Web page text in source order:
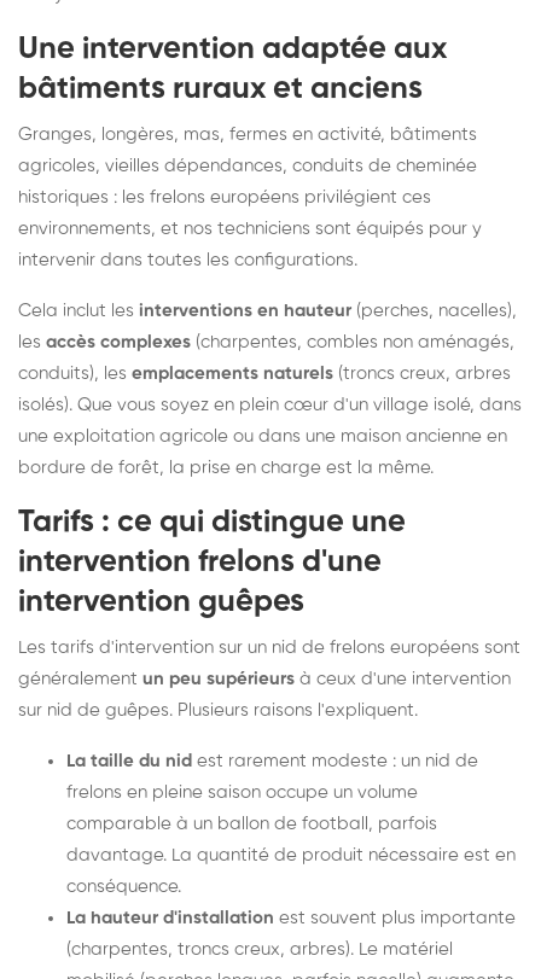
Une intervention adaptée aux
bâtiments ruraux et anciens
Granges, longères, mas, fermes en activité, bâtiments
agricoles, vieilles dépendances, conduits de cheminée
historiques : les frelons européens privilégient ces
environnements, et nos techniciens sont équipés pour y
intervenir dans toutes les configurations.
Cela inclut les interventions en hauteur (perches, nacelles),
les accès complexes (charpentes, combles non aménagés,
conduits), les emplacements naturels (troncs creux, arbres
isolés). Que vous soyez en plein cœur d'un village isolé, dans
une exploitation agricole ou dans une maison ancienne en
bordure de forêt, la prise en charge est la même.
Tarifs : ce qui distingue une
intervention frelons d'une
intervention guêpes
Les tarifs d'intervention sur un nid de frelons européens sont
généralement un peu supérieurs à ceux d'une intervention
sur nid de guêpes. Plusieurs raisons l'expliquent.
La taille du nid est rarement modeste : un nid de
frelons en pleine saison occupe un volume
comparable à un ballon de football, parfois
davantage. La quantité de produit nécessaire est en
conséquence.
La hauteur d'installation est souvent plus importante
(charpentes, troncs creux, arbres). Le matériel